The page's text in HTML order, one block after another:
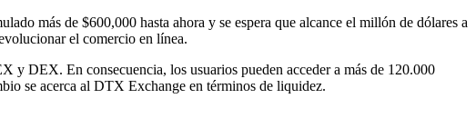
más de $600,000 hasta ahora y se espera que alcance el millón de dólares a
el comercio en línea.
y DEX. En consecuencia, los usuarios pueden acceder a más de 120.000
se acerca al DTX Exchange en términos de liquidez.